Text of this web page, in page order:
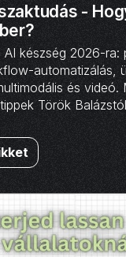
-
készség 2026-ra:
automatizálás,
és videó.
Török